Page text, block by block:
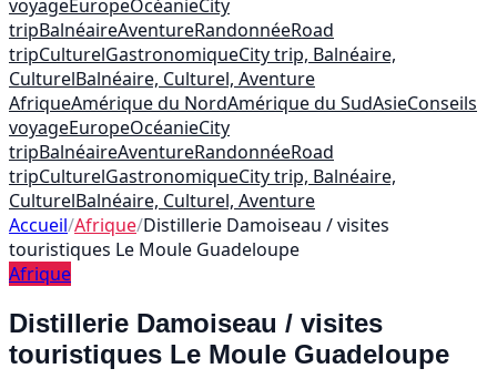
voyageEuropeOcéanieCity
tripBalnéaireAventureRandonnéeRoad
tripCulturelGastronomiqueCity trip, Balnéaire,
CulturelBalnéaire, Culturel, Aventure
AfriqueAmérique du NordAmérique du SudAsieConseils
voyageEuropeOcéanieCity
tripBalnéaireAventureRandonnéeRoad
tripCulturelGastronomiqueCity trip, Balnéaire,
CulturelBalnéaire, Culturel, Aventure
Accueil/Afrique/Distillerie Damoiseau / visites
touristiques Le Moule Guadeloupe
Afrique
Distillerie Damoiseau / visites
touristiques Le Moule Guadeloupe